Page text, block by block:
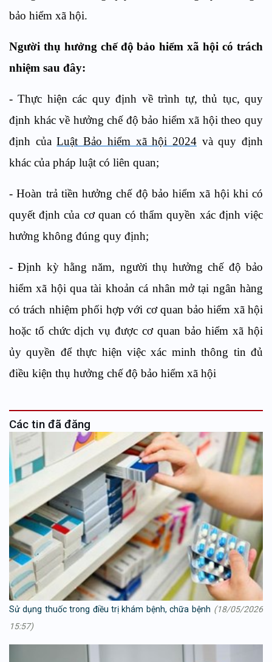
bảo hiểm xã hội.
Người thụ hưởng chế độ bảo hiểm xã hội có trách
nhiệm sau đây:
- Thực hiện các quy định về trình tự, thủ tục, quy
định khác về hưởng chế độ bảo hiểm xã hội theo quy
định củaLuật Bảo hiểm xã hội 2024và quy định
khác của pháp luật có liên quan;
- Hoàn trả tiền hưởng chế độ bảo hiểm xã hội khi có
quyết định của cơ quan có thẩm quyền xác định việc
hưởng không đúng quy định;
- Định kỳ hằng năm, người thụ hưởng chế độ bảo
hiểm xã hội qua tài khoản cá nhân mở tại ngân hàng
có trách nhiệm phối hợp với cơ quan bảo hiểm xã hội
hoặc tổ chức dịch vụ được cơ quan bảo hiểm xã hội
ủy quyền để thực hiện việc xác minh thông tin đủ
điều kiện thụ hưởng chế độ bảo hiểm xã hội
Các tin đã đăng
Sử dụng thuốc trong điều trị khám bệnh, chữa bệnh (18/05/2026
15:57)